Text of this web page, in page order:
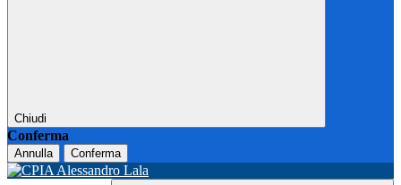
Chiudi
Conferma
Annulla Conferma